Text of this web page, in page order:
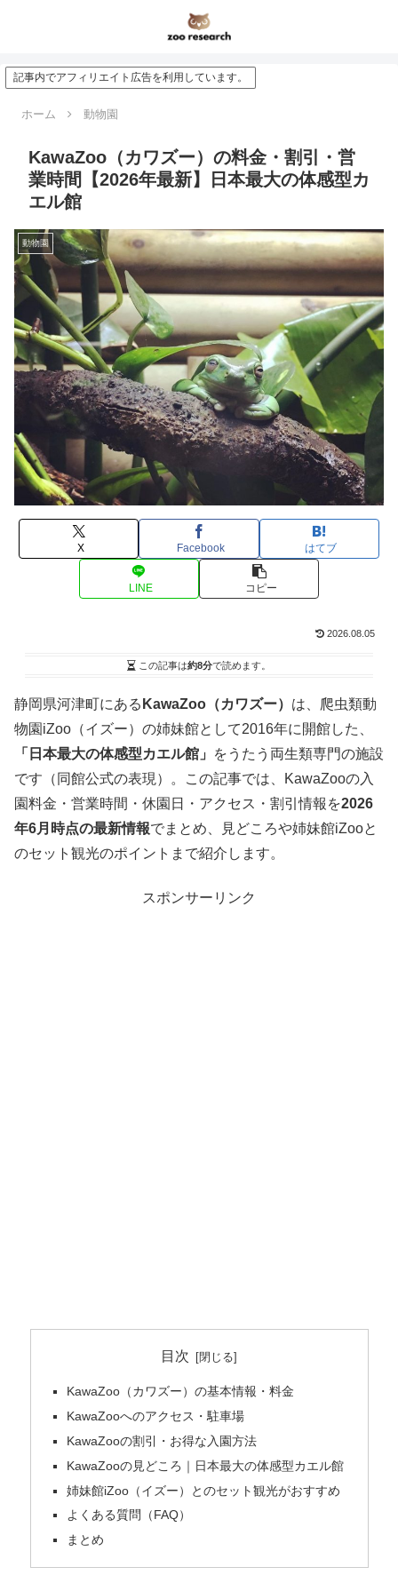
記事内でアフィリエイト広告を利用しています。
ホーム 動物園
KawaZoo（カワズー）の料金・割引・営
業時間【2026年最新】日本最大の体感型カ
エル館
動物園
X Facebook はてブ
LINE コピー
2026.08.05
この記事は約8分で読めます。
静岡県河津町にある KawaZoo（カワズー） は、爬虫類動
物園iZoo（イズー）の姉妹館として2016年に開館した、
「日本最大の体感型カエル館」
をうたう両生類専門の施設
です（同館公式の表現）。この記事では、KawaZooの入
園料金・営業時間・休園日・アクセス・割引情報を2026
年6月時点の最新情報でまとめ、見どころや姉妹館iZooと
のセット観光のポイントまで紹介します。
スポンサーリンク
目次
KawaZoo（カワズー）の基本情報・料金
KawaZooへのアクセス・駐車場
KawaZooの割引・お得な入園方法
KawaZooの見どころ｜日本最大の体感型カエル館
姉妹館iZoo（イズー）とのセット観光がおすすめ
よくある質問（FAQ）
まとめ